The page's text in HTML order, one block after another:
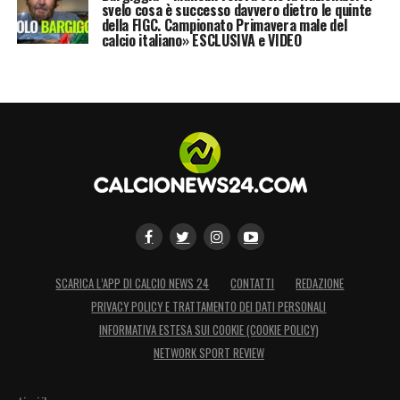
l’allenatore».
una partita speciale. Ci stiamo già pensando
da giorni. Loro sono grandi, ma noi siamo in
svelo cosa è successo davvero dietro le quinte
della FIGC. Campionato Primavera male del
calcio italiano» ESCLUSIVA e VIDEO
SCARICA L’APP DI CALCIO NEWS 24 CONTATTI
REDAZIONE
PRIVACY POLICY E TRATTAMENTO DEI DATI PERSONALI
INFORMATIVA ESTESA SUI COOKIE (COOKIE POLICY)
NETWORK SPORT REVIEW